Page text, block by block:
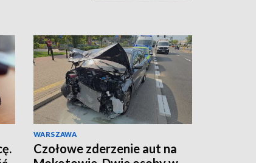
WARSZAWA
Czołowe zderzenie aut na